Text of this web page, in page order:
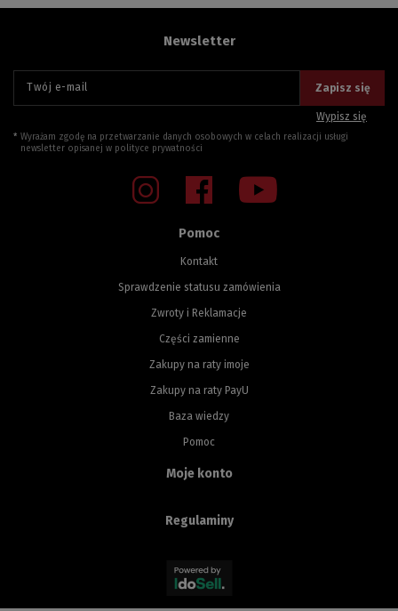
Pomoc
Kontakt
Sprawdzenie statusu zamówienia
Zwroty i Reklamacje
Części zamienne
Zakupy na raty imoje
Zakupy na raty PayU
Baza wiedzy
Pomoc
Moje konto
Regulaminy
Newsletter
Twój e-mail Zapisz się
Wypisz się
Wyrażam zgodę na przetwarzanie danych osobowych w celach realizacji usługi
newsletter opisanej w polityce prywatności